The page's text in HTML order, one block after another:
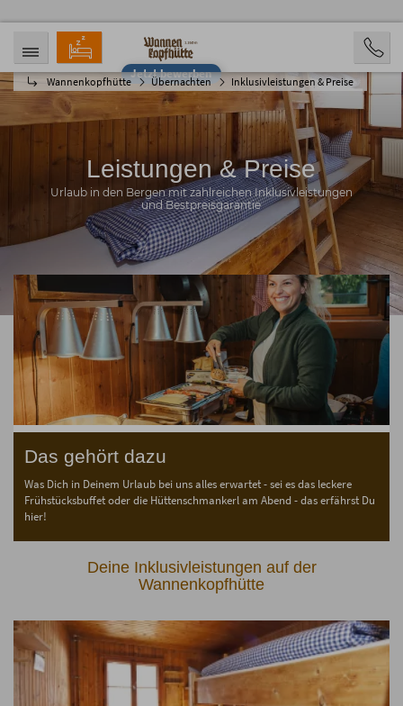
Jetzt bewerben
Wannenkopfhütte Übernachten Inklusivleistungen & Preise
ANREISE
07.08.2026
ABREISE
12.08.2026
PERSONEN
Leistungen & Preise
Urlaub in den Bergen mit zahlreichen Inklusivleistungen
und Bestpreisgarantie
Das gehört dazu
Was Dich in Deinem Urlaub bei uns alles erwartet - sei es das leckere
Frühstücksbuffet oder die Hüttenschmankerl am Abend - das erfährst Du
hier!
Deine Inklusivleistungen auf der
Wannenkopfhütte